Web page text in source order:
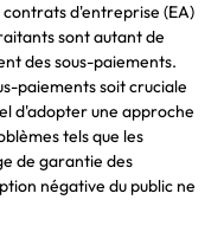
d'entreprise (EA)
sont autant de
des sous-paiements.
paiements soit cruciale
d'adopter une approche
tels que les
de garantie des
négative du public ne